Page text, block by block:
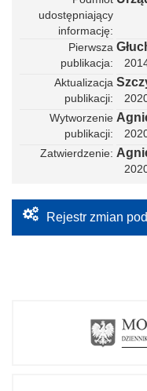
udostępniający
informację
Pierwsza
publikacja
Aktualizacja
publikacji
Wytworzenie
publikacji
Zatwierdzenie
Rejestr zmian